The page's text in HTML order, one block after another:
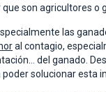
son agricultores o
las
al contagio,
del ganado.
solucionar esta